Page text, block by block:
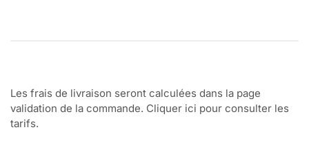
Les frais de livraison seront calculées dans la page
validation de la commande. Cliquer ici pour consulter les
tarifs.